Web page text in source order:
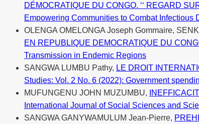
DÉMOCRATIQUE DU CONGO. ‘‘ REGARD
Empowering Communities to Combat Infectious
OLENGA OMELONGA Joseph Gommaire,
EN REPUBLIQUE DEMOCRATIQUE DU
Transmission in Endemic Regions
SANGWA LUMBU Pathy, LE DROIT
Studies: Vol. 2 No. 6 (2022): Government
MUFUNGENU JOHN MUZUMBU,
International Journal of Social Sciences and
SANGWA GANYWAMULUM Jean-Pierre,